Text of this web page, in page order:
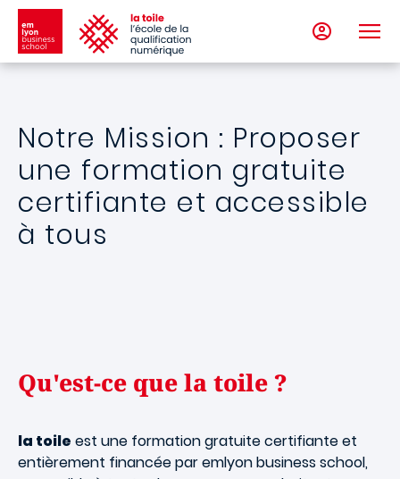
Aller au contenu principal
Notre Mission : Proposer
une formation gratuite
certifiante et accessible
à tous
Qu'est-ce que la toile ?
la toile est une formation gratuite certifiante et
entièrement financée par emlyon business school,